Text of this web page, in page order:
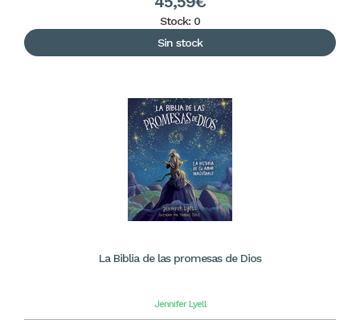
Stock: 0
Sin stock
La Biblia de las promesas de Dios
Jennifer Lyell